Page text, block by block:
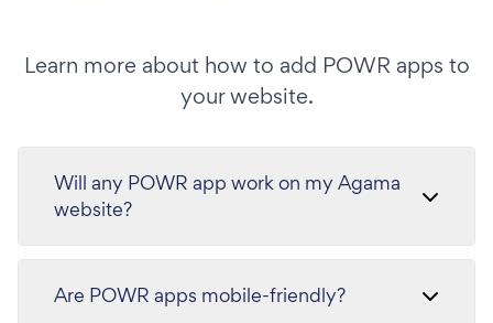
Learn more about how to add POWR apps to
your website.
Will any POWR app work on my Agama
website?
Are POWR apps mobile-friendly?